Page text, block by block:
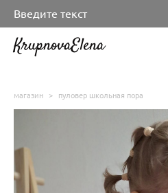
Введите текст
KrupnovaElena
магазин > пуловер школьная пора